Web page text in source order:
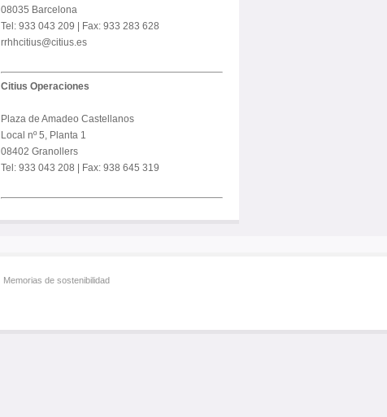
08035 Barcelona
Tel: 933 043 209 | Fax: 933 283 628
rrhhcitius@citius.es
Citius Operaciones
Plaza de Amadeo Castellanos
Local nº 5, Planta 1
08402 Granollers
Tel: 933 043 208 | Fax: 938 645 319
Memorias de sostenibilidad